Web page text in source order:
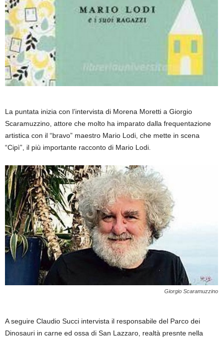
La puntata inizia con l’intervista di Morena Moretti a Giorgio
Scaramuzzino, attore che molto ha imparato dalla frequentazione
artistica con il “bravo” maestro Mario Lodi, che mette in scena
“Cipì”, il più importante racconto di Mario Lodi.
Giorgio Scaramuzzino
A seguire Claudio Succi intervista il responsabile del Parco dei
Dinosauri in carne ed ossa di San Lazzaro, realtà presnte nella